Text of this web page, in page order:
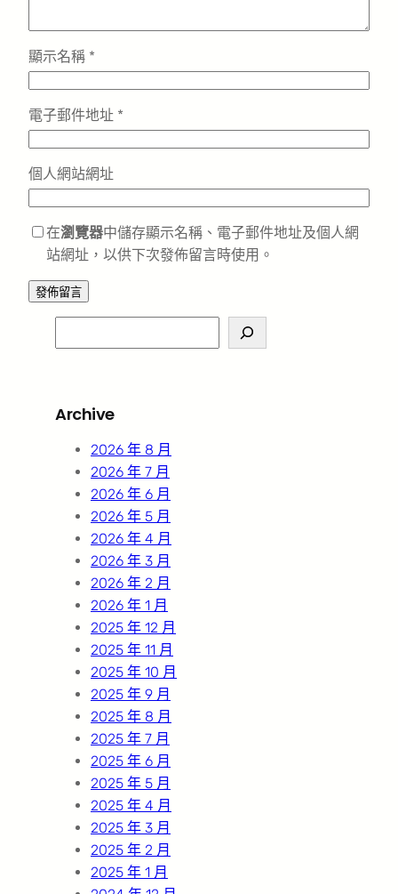
顯示名稱 *
電子郵件地址 *
個人網站網址
在瀏覽器中儲存顯示名稱、電子郵件地址及個人網
站網址，以供下次發佈留言時使用。
e
c
Archive
2026 年 8 月
2026 年 7 月
2026 年 6 月
2026 年 5 月
2026 年 4 月
2026 年 3 月
2026 年 2 月
2026 年 1 月
2025 年 12 月
2025 年 11 月
2025 年 10 月
2025 年 9 月
2025 年 8 月
2025 年 7 月
2025 年 6 月
2025 年 5 月
2025 年 4 月
2025 年 3 月
2025 年 2 月
2025 年 1 月